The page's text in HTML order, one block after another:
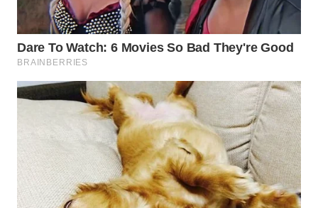
NEWS
WAHANA
TANI
WAHANA
INFRASTRUKTUR
WAHANA